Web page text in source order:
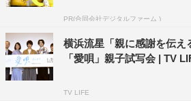
見、富田靖子、中山美穂（特別出演
徹、西銘駿、奥野瑛太
監督：川村泰祐 『のだめカンタービ
『L・DK』『海月姫』『きょうのキ
PR(合同会社デジタルファーム )
横浜流星「親に感謝を伝え
「愛唄」親子試写会 | TV
TV LIFE